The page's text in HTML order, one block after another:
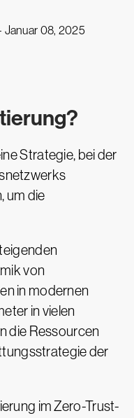
Januar 08, 2025
Strategie, bei der
um die
von
in modernen
in vielen
die Ressourcen
der
im Zero-Trust-